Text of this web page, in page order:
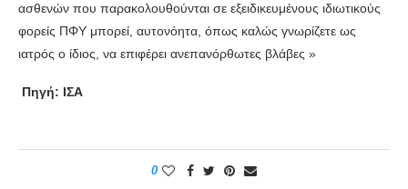
ασθενών που παρακολουθούνται σε εξειδικευμένους ιδιωτικούς
φορείς ΠΦΥ μπορεί, αυτονόητα, όπως καλώς γνωρίζετε ως
ιατρός ο ίδιος, να επιφέρει ανεπανόρθωτες βλάβες »
Πηγή: ΙΣΑ
0